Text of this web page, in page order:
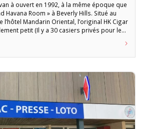
à ouvert en 1992, à la même époque que
Havana Room » à Beverly Hills. Situé au
l’hôtel Mandarin Oriental, l’original HK Cigar
petit (Il y a 30 casiers privés pour les
la destination incontournable pour